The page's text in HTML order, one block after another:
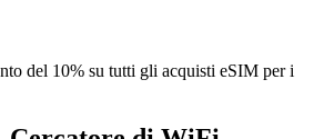
del 10% su tutti gli acquisti eSIM per i